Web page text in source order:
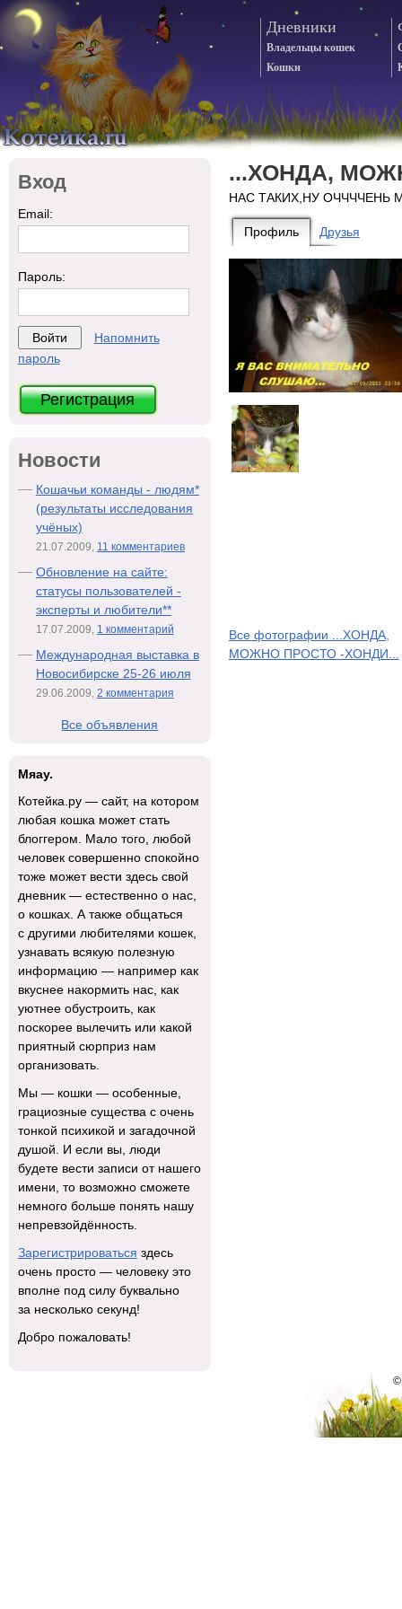
Дневники
Владельцы кошек
Кошки
...ХОНДА,
НАС ТАКИХ,НУ ОЧЧЧЧЕНЬ
Профиль Друзья
Все фотографии ...ХОНДА,
МОЖНО ПРОСТО -ХОНДИ...
Вход
Email:
Пароль:
Напомнить
пароль
Регистрация
Новости
Кошачьи команды - людям*
(результаты исследования
учёных)
21.07.2009, 11 комментариев
Обновление на сайте:
статусы пользователей -
эксперты и любители**
17.07.2009, 1 комментарий
Международная выставка в
Новосибирске 25-26 июля
29.06.2009, 2 комментария
Все объявления
Мяау.
Котейка.ру — сайт, на котором
любая кошка может стать
блоггером. Мало того, любой
человек совершенно спокойно
тоже может вести здесь свой
дневник — естественно о нас,
о кошках. А также общаться
с другими любителями кошек,
узнавать всякую полезную
информацию — например как
вкуснее накормить нас, как
уютнее обустроить, как
поскорее вылечить или какой
приятный сюрприз нам
организовать.
Мы — кошки — особенные,
грациозные существа с очень
тонкой психикой и загадочной
душой. И если вы, люди
будете вести записи от нашего
имени, то возможно сможете
немного больше понять нашу
непревзойдённость.
Зарегистрироваться здесь
очень просто — человеку это
вполне под силу буквально
за несколько секунд!
Добро пожаловать!
©